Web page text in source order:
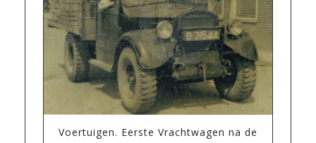
Voertuigen. Eerste Vrachtwagen na de